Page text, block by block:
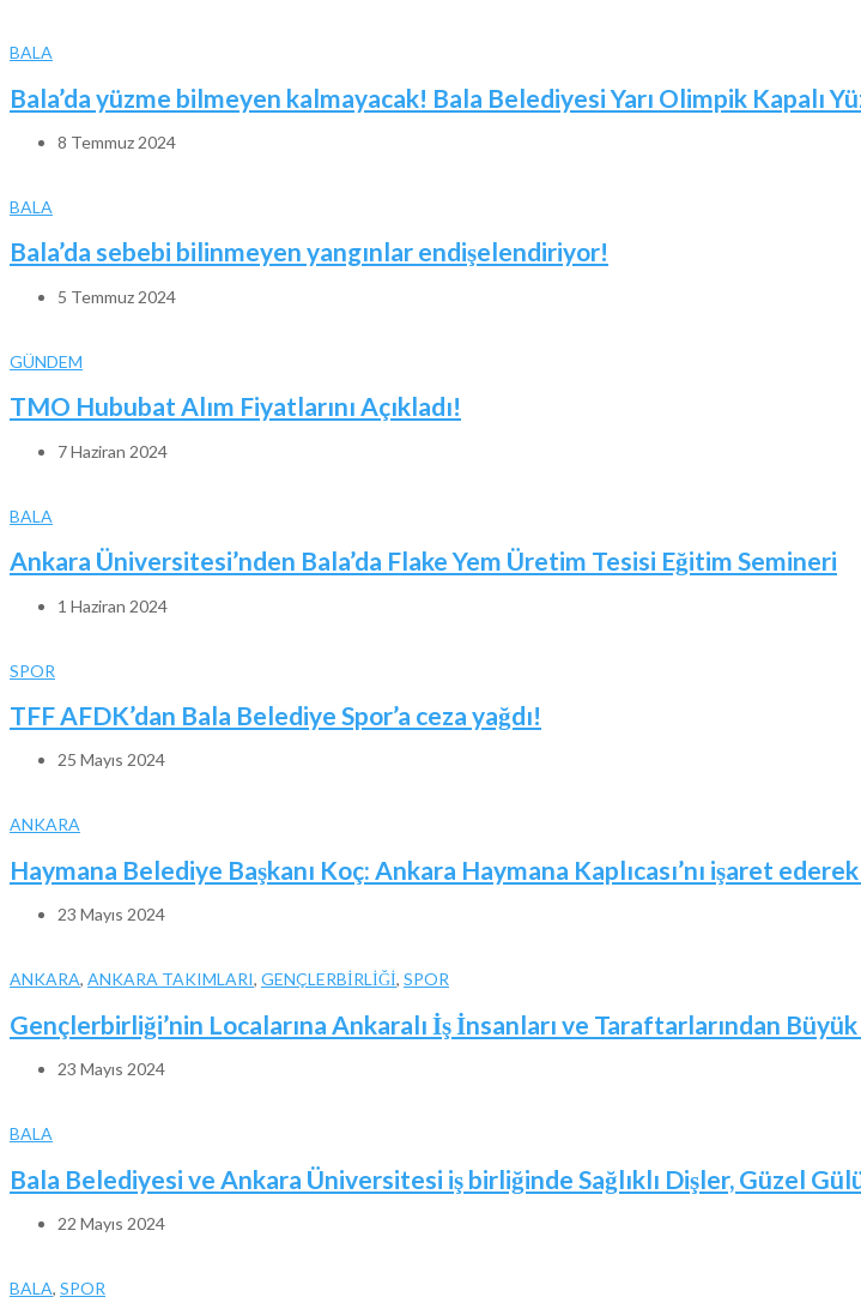
BALA
Bala’da yüzme bilmeyen kalmayacak! Bala Belediyesi Yarı Olimpik Kapalı
8 Temmuz 2024
BALA
Bala’da sebebi bilinmeyen yangınlar endişelendiriyor!
5 Temmuz 2024
GÜNDEM
TMO Hububat Alım Fiyatlarını Açıkladı!
7 Haziran 2024
BALA
Ankara Üniversitesi’nden Bala’da Flake Yem Üretim Tesisi Eğitim Semineri
1 Haziran 2024
SPOR
TFF AFDK’dan Bala Belediye Spor’a ceza yağdı!
25 Mayıs 2024
ANKARA
Haymana Belediye Başkanı Koç: Ankara Haymana Kaplıcası’nı işaret
23 Mayıs 2024
ANKARA, ANKARA TAKIMLARI, GENÇLERBİRLİĞİ, SPOR
Gençlerbirliği’nin Localarına Ankaralı İş İnsanları ve Taraftarlarından
23 Mayıs 2024
BALA
Bala Belediyesi ve Ankara Üniversitesi iş birliğinde Sağlıklı Dişler, Güzel
22 Mayıs 2024
BALA, SPOR